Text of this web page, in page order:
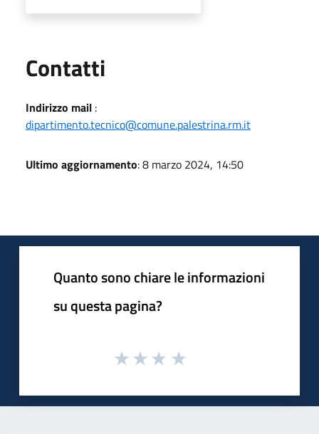
Contatti
Indirizzo mail :
dipartimento.tecnico@comune.palestrina.rm.it
Ultimo aggiornamento: 8 marzo 2024, 14:50
Quanto sono chiare le informazioni
su questa pagina?